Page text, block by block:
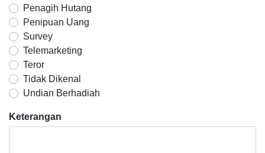
Penagih Hutang
Penipuan Uang
Survey
Telemarketing
Teror
Tidak Dikenal
Undian Berhadiah
Keterangan